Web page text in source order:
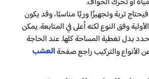
تربة وتجهيزًا وريًا مناسبًا، وقد يكون
وفق النوع لكنه أعلى في المتابعة. يمكن
بدل تغطية المساحة كلها. عند الحاجة
الأنواع والتركيب راجع صفحةالعشب